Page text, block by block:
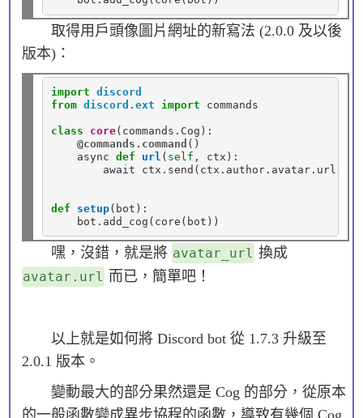
取得用戶頭像圖片網址的新寫法 (2.0.0 及以後
版本)：
import discord
from discord.ext import commands
class core(commands . Cog):
@commands.command ()
    async
def url ( self , ctx):
        await ctx
. send(ctx . author. avatar.url)
def setup(bot):
    bot
.
嘿，沒錯，就是將 avatar_url 換成
avatar.url 而已，簡單吧！
以上就是如何將 Discord bot 從 1.7.3 升級至
2.0.1 版本。
變動最大的部分果然還是 Cog 的部分，從原本
的一般函數變成異步協程的函數，導致有幾個 Cog